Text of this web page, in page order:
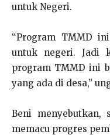
untuk Negeri.
“Program TMMD
untuk negeri. Jadi
program TMMD ini
yang ada di desa,”
Beni
memacu progres